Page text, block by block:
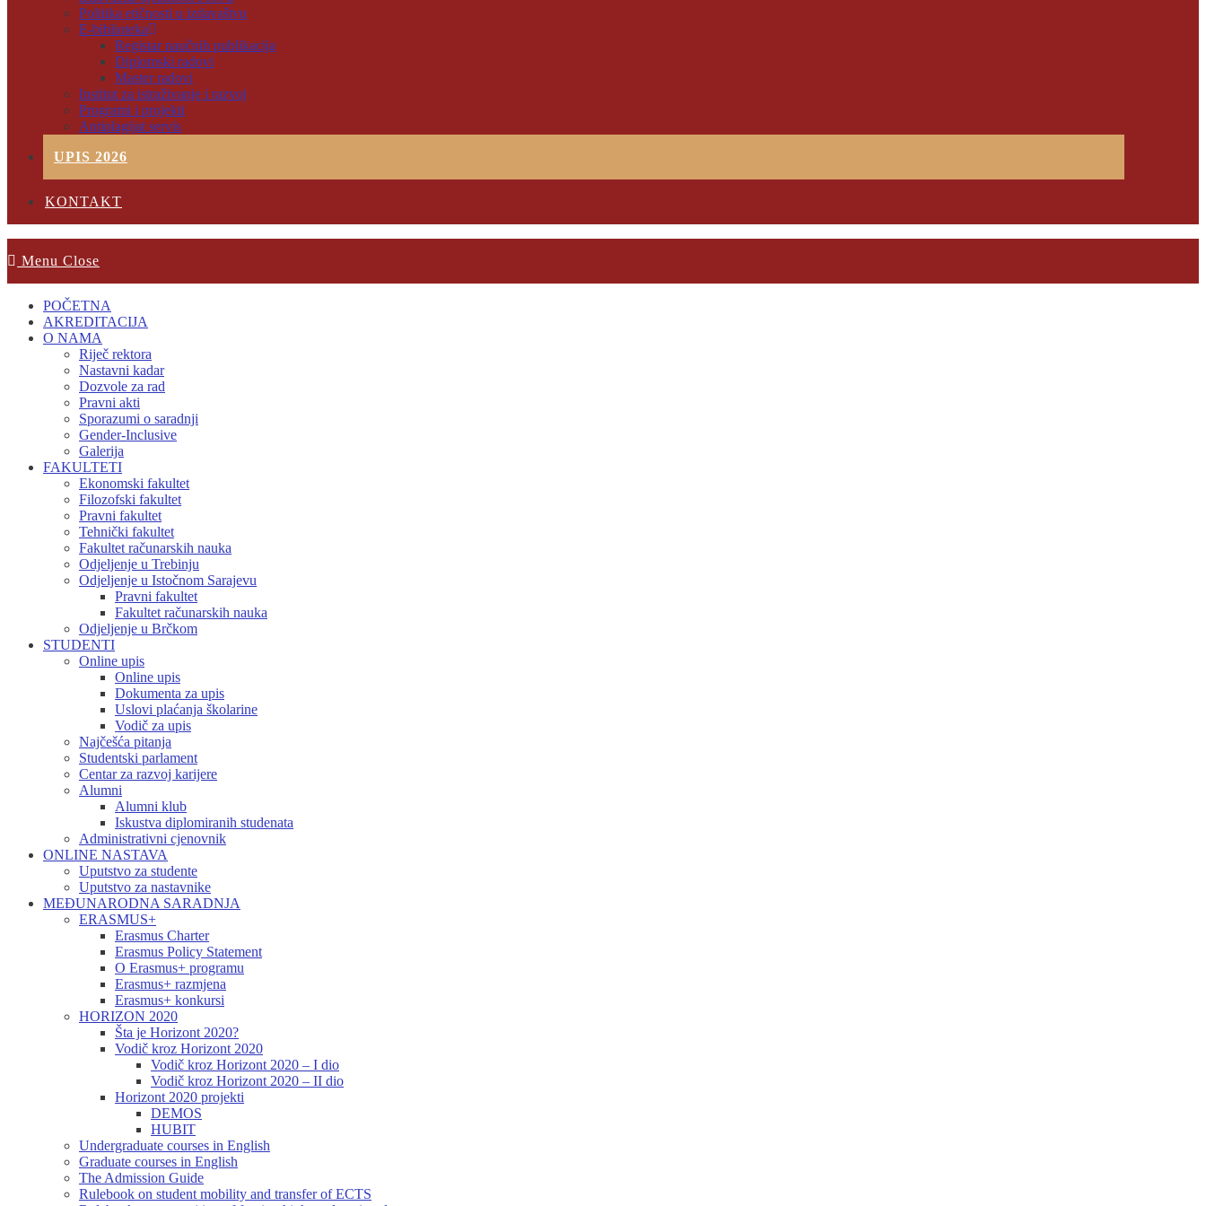
Politika etičnosti u izdavaštvu
E-biblioteka
Registar naučnih publikacija
Diplomski radovi
Master radovi
Institut za istraživanje i razvoj
Programi i projekti
Antiplagijat servis
UPIS 2026
KONTAKT
Menu Close
POČETNA
AKREDITACIJA
O NAMA
Riječ rektora
Nastavni kadar
Dozvole za rad
Pravni akti
Sporazumi o saradnji
Gender-Inclusive
Galerija
FAKULTETI
Ekonomski fakultet
Filozofski fakultet
Pravni fakultet
Tehnički fakultet
Fakultet računarskih nauka
Odjeljenje u Trebinju
Odjeljenje u Istočnom Sarajevu
Pravni fakultet
Fakultet računarskih nauka
Odjeljenje u Brčkom
STUDENTI
Online upis
Online upis
Dokumenta za upis
Uslovi plaćanja školarine
Vodič za upis
Najčešća pitanja
Studentski parlament
Centar za razvoj karijere
Alumni
Alumni klub
Iskustva diplomiranih studenata
Administrativni cjenovnik
ONLINE NASTAVA
Uputstvo za studente
Uputstvo za nastavnike
MEĐUNARODNA SARADNJA
ERASMUS+
Erasmus Charter
Erasmus Policy Statement
O Erasmus+ programu
Erasmus+ razmjena
Erasmus+ konkursi
HORIZON 2020
Šta je Horizont 2020?
Vodič kroz Horizont 2020
Vodič kroz Horizont 2020 – I dio
Vodič kroz Horizont 2020 – II dio
Horizont 2020 projekti
DEMOS
HUBIT
Undergraduate courses in English
Graduate courses in English
The Admission Guide
Rulebook on student mobility and transfer of ECTS